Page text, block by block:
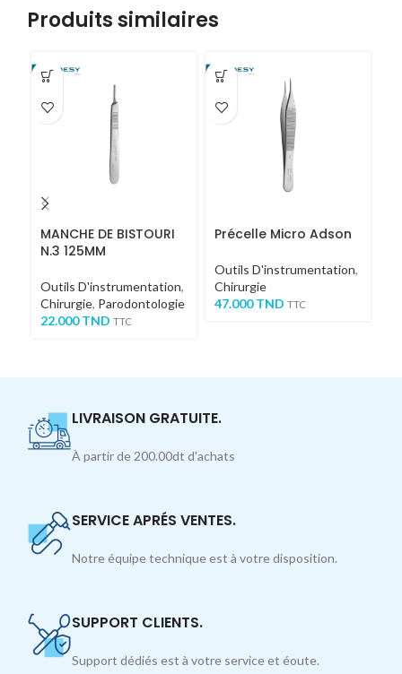
Produits similaires
MANCHE DE BISTOURI
N.3 125MM
Outils D'instrumentation,
Chirurgie, Parodontologie
22.000TND TTC
Précelle Micro Adson
Outils D'instrumentation,
Chirurgie
47.000TND TTC
LIVRAISON GRATUITE.
À partir de 200.00dt d'achats
SERVICE APRÉS VENTES.
Notre équipe technique est à votre disposition.
SUPPORT CLIENTS.
Support dédiés est à votre service et éoute.